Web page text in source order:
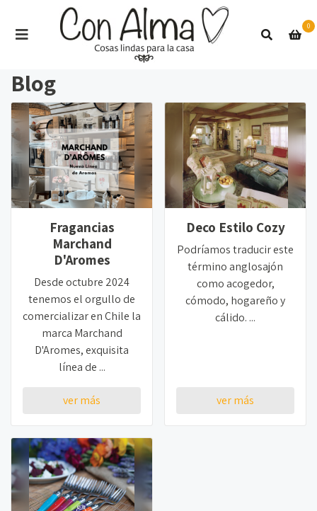
0
Blog
Fragancias
Marchand
D'Aromes
Desde octubre 2024
tenemos el orgullo de
comercializar en Chile la
marca Marchand
D'Aromes, exquisita
línea de ...
ver más
Deco Estilo Cozy
Podríamos traducir este
término anglosajón
como acogedor,
cómodo, hogareño y
cálido. ...
ver más